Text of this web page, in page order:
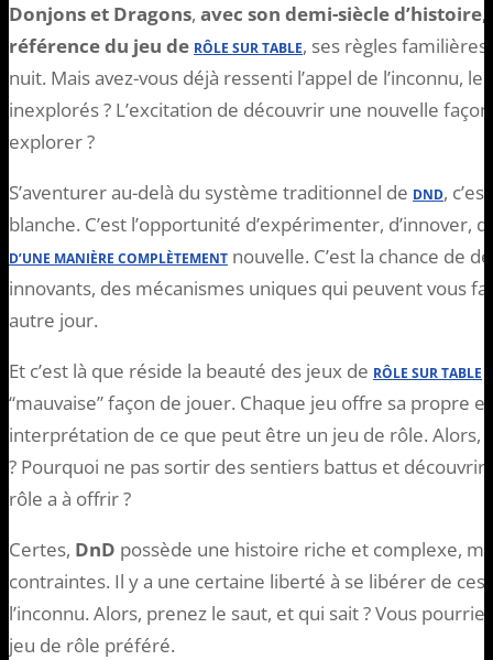
Donjons et Dragons, avec son demi-siècle
référence du jeu de RÔLE SUR TABLE, ses règles
nuit. Mais avez-vous déjà ressenti l’appel de l’inconnu,
inexplorés ? L’excitation de découvrir une nouvelle
explorer ?
S’aventurer au-delà du système traditionnel de DND,
blanche. C’est l’opportunité d’expérimenter, d’innover,
D’UNE MANIÈRE COMPLÈTEMENT nouvelle. C’est la chance de
innovants, des mécanismes uniques qui peuvent vous
autre jour.
Et c’est là que réside la beauté des jeux de RÔLE SUR TABLE
“mauvaise” façon de jouer. Chaque jeu offre sa propre
interprétation de ce que peut être un jeu de rôle. Alors,
? Pourquoi ne pas sortir des sentiers battus et
rôle a à offrir ?
Certes, DnD possède une histoire riche et complexe,
contraintes. Il y a une certaine liberté à se libérer de ces
l’inconnu. Alors, prenez le saut, et qui sait ? Vous
jeu de rôle préféré.